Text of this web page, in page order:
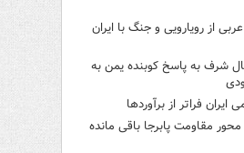
از رویارویی و جنگ با ایران
شرف به پاسخ کوبنده یمن به
ایران فراتر از برآوردها
محور مقاومت پابرجا باقی مانده